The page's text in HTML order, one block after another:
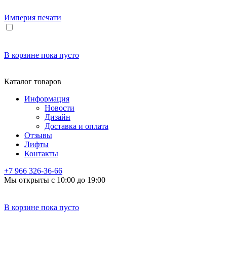
Империя печати
В корзине пока пусто
Каталог товаров
Информация
Новости
Дизайн
Доставка и оплата
Отзывы
Лифты
Контакты
+7 966 326-36-66
Мы открыты с 10:00 до 19:00
В корзине пока пусто